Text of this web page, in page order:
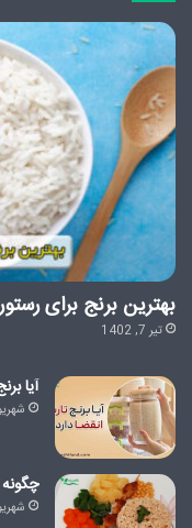
بهترین برنج برای
تیر 7, 1402
آیا
شهریور
شهریور